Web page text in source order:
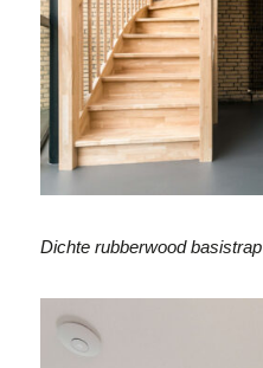
Dichte rubberwood basistrap